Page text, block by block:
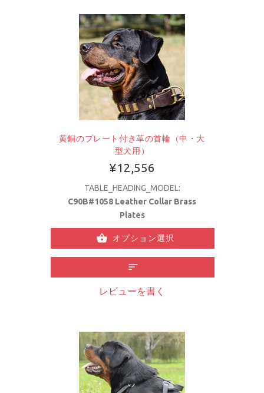
黄銅のプレート付き革の首輪（中・大
型犬用）
¥12,556
TABLE_HEADING_MODEL:
C90B#1058 Leather Collar Brass
Plates
オプション選択
レビューを書く